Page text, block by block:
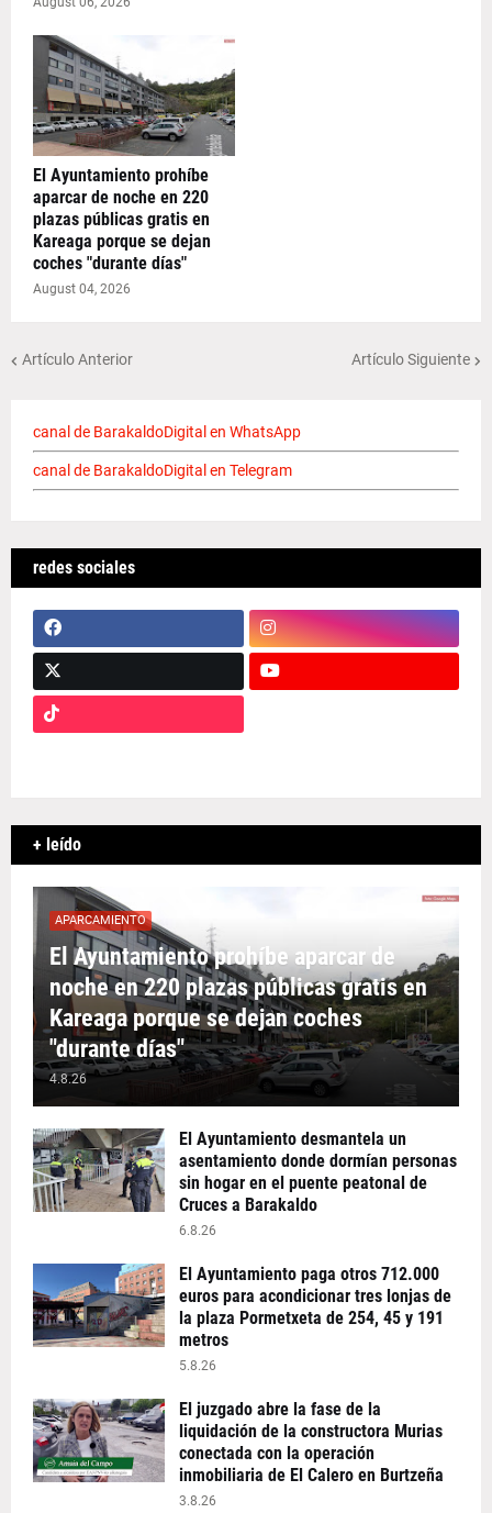
El Ayuntamiento prohíbe
aparcar de noche en 220
plazas públicas gratis en
Kareaga porque se dejan
coches "durante días"
August 04, 2026
Artículo Anterior Artículo Siguiente
canal de BarakaldoDigital en WhatsApp
canal de BarakaldoDigital en Telegram
redes sociales
+ leído
APARCAMIENTO
El Ayuntamiento prohíbe aparcar de
noche en 220 plazas públicas gratis en
Kareaga porque se dejan coches
"durante días"
4.8.26
El Ayuntamiento desmantela un
asentamiento donde dormían personas
sin hogar en el puente peatonal de
Cruces a Barakaldo
6.8.26
El Ayuntamiento paga otros 712.000
euros para acondicionar tres lonjas de
la plaza Pormetxeta de 254, 45 y 191
metros
5.8.26
El juzgado abre la fase de la
liquidación de la constructora Murias
conectada con la operación
inmobiliaria de El Calero en Burtzeña
3.8.26